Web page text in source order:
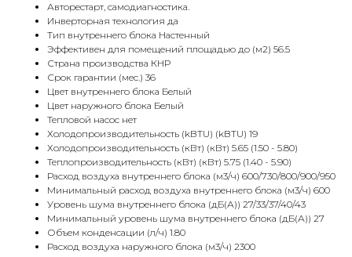
Авторестарт, самодиагностика.
Инверторная технология да
Тип внутреннего блока Настенный
Эффективен для помещений площадью до (м2) 56.5
Страна производства КНР
Срок гарантии (мес.) 36
Цвет внутреннего блока Белый
Цвет наружного блока Белый
Тепловой насос нет
Холодопроизводительность (kBTU) (kBTU) 19
Холодопроизводительность (кВт) (кВт) 5.65 (1.50 - 5.80)
Теплопроизводительность (кВт) (кВт) 5.75 (1.40 - 5.90)
Расход воздуха внутреннего блока (м3/ч) 600/730/800/900/950
Минимальный расход воздуха внутреннего блока (м3/ч) 600
Уровень шума внутреннего блока (дБ(А)) 27/33/37/40/43
Минимальный уровень шума внутреннего блока (дБ(А)) 27
Объем конденсации (л/ч) 1.80
Расход воздуха наружного блока (м3/ч) 2300